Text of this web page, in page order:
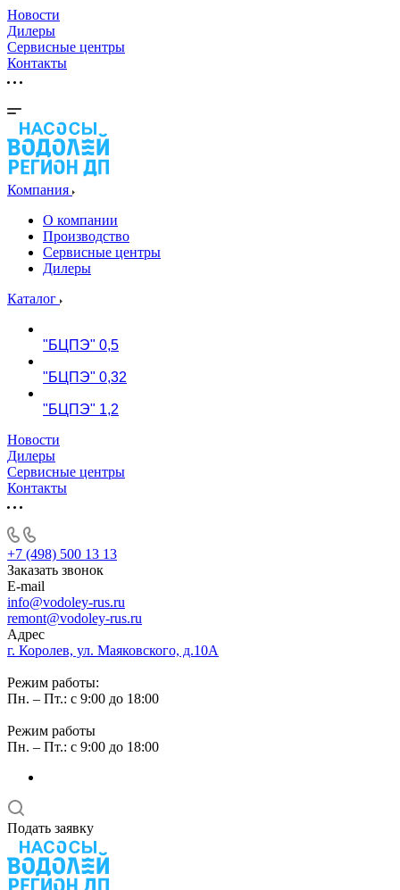
Новости
Дилеры
Сервисные центры
Контакты
Компания
О компании
Производство
Сервисные центры
Дилеры
Каталог
"БЦПЭ" 0,5
"БЦПЭ" 0,32
"БЦПЭ" 1,2
Новости
Дилеры
Сервисные центры
Контакты
+7 (498) 500 13 13
Заказать звонок
E-mail
info@vodoley-rus.ru
remont@vodoley-rus.ru
Адрес
г. Королев, ул. Маяковского, д.10А
Режим работы:
Пн. – Пт.: с 9:00 до 18:00
Режим работы
Пн. – Пт.: с 9:00 до 18:00
Подать заявку